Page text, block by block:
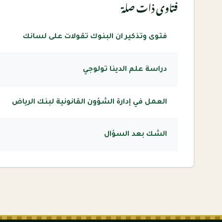
فتاوى ذات صلة
فتوى وتذكير ان البنوك تقولات على لسانك
دراسة علم الدينا تولوجي
العمل في إدارة الشؤون القانونية لبنك الرياض
الشك بعد السؤال